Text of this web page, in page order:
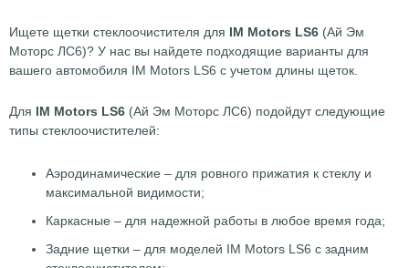
Ищете щетки стеклоочистителя для IM Motors LS6 (Ай Эм
Моторс ЛС6)? У нас вы найдете подходящие варианты для
вашего автомобиля IM Motors LS6 с учетом длины щеток.
Для IM Motors LS6 (Ай Эм Моторс ЛС6) подойдут следующие
типы стеклоочистителей:
Аэродинамические – для ровного прижатия к стеклу и
максимальной видимости;
Каркасные – для надежной работы в любое время года;
Задние щетки – для моделей IM Motors LS6 с задним